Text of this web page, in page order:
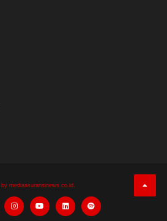
by mediaasuransinews.co.id.